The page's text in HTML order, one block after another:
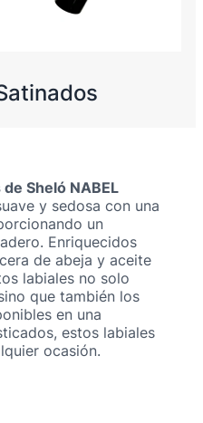
Sheló NABEL
y sedosa con una
un
Enriquecidos
de abeja y aceite
labiales no solo
que también los
en una
estos labiales
ocasión.